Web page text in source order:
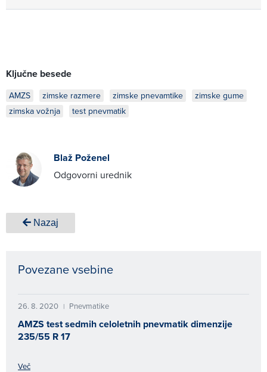
Ključne besede
AMZS zimske razmere zimske pnevamtike
zimske gume
zimska vožnja
test pnevmatik
Blaž Poženel
Odgovorni urednik
Nazaj
Povezane vsebine
26. 8. 2020 | Pnevmatike
AMZS test sedmih celoletnih pnevmatik dimenzije
235/55 R 17
Več